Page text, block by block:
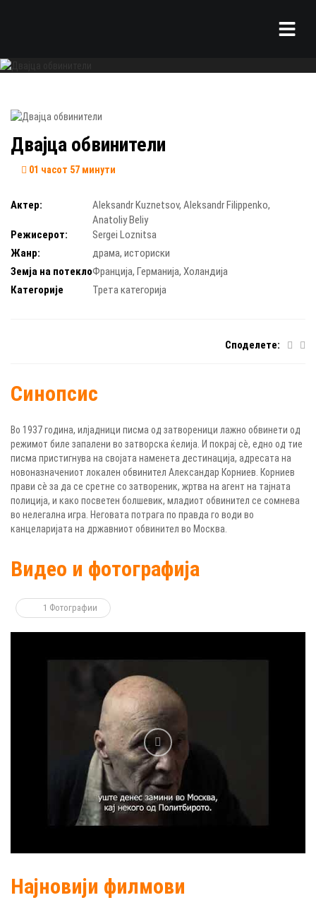
Двајца обвинители
01 часот 57 минути
Актер: Aleksandr Kuznetsov,Aleksandr Filippenko,
Anatoliy Beliy
Режисерот:
Sergei Loznitsa
Жанр:
драма,историски
Земја на потеклоФранција,Германија,Холандија
Категорије
Трета категорија
Споделете:
Синопсис
Во 1937 година, илјадници писма од затвореници лажно обвинети од
режимот биле запалени во затворска ќелија. И покрај сè, едно од тие
писма пристигнува на својата наменета дестинација, адресата на
новоназначениот локален обвинител Александар Корниев. Корниев
прави сè за да се сретне со затвореник, жртва на агент на тајната
полиција, и како посветен болшевик, младиот обвинител се сомнева
во нелегална игра. Неговата потрага по правда го води во
канцеларијата на државниот обвинител во Москва.
Видео и фотографија
1 Фотографии
Најновији филмови